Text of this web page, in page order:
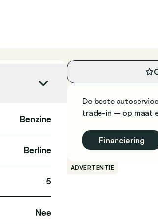
Benzine
Berline
5
Nee
De beste
trade-in – op maat
Financiering
ADVERTENTIE